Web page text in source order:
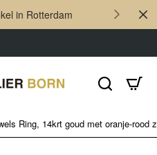
in Rotterdam
Ring, 14krt goud met oranje-rood